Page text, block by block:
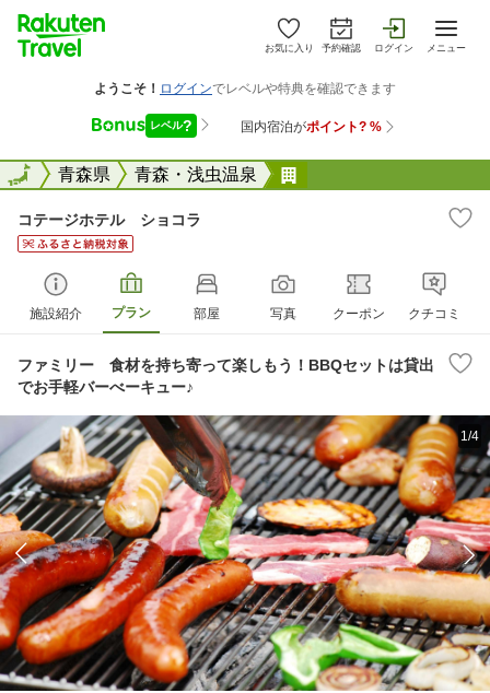
お気に入り 予約確認 ログイン メニュー
全国青森県 青森・浅虫温泉
全国
コテージホテル ショコラ
施設紹介 プラン 部屋 写真 クーポン クチコミ
ファミリー 食材を持ち寄って楽しもう！BBQセットは貸出
でお手軽バーべーキュー♪
1/4